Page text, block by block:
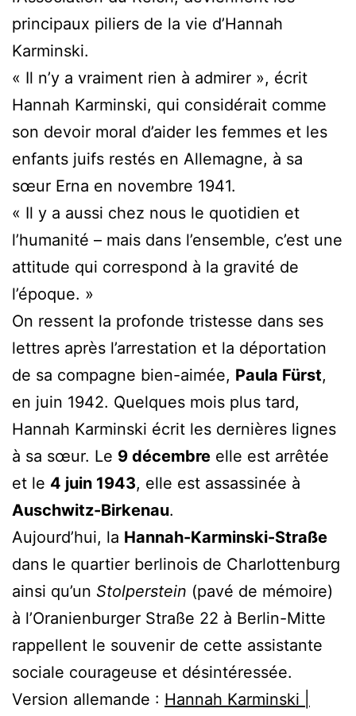
principaux piliers de la vie d’Hannah
Karminski.
« Il n’y a vraiment rien à admirer », écrit
Hannah Karminski, qui considérait comme
son devoir moral d’aider les femmes et les
enfants juifs restés en Allemagne, à sa
sœur Erna en novembre 1941.
« Il y a aussi chez nous le quotidien et
l’humanité – mais dans l’ensemble, c’est une
attitude qui correspond à la gravité de
l’époque. »
On ressent la profonde tristesse dans ses
lettres après l’arrestation et la déportation
de sa compagne bien-aimée, Paula Fürst,
en juin 1942. Quelques mois plus tard,
Hannah Karminski écrit les dernières lignes
à sa sœur. Le 9 décembre elle est arrêtée
et le 4 juin 1943, elle est assassinée à
Auschwitz-Birkenau.
Aujourd’hui, la Hannah-Karminski-Straße
dans le quartier berlinois de Charlottenburg
ainsi qu’un Stolperstein (pavé de mémoire)
à l’Oranienburger Straße 22 à Berlin-Mitte
rappellent le souvenir de cette assistante
sociale courageuse et désintéressée.
Version allemande : Hannah Karminski |